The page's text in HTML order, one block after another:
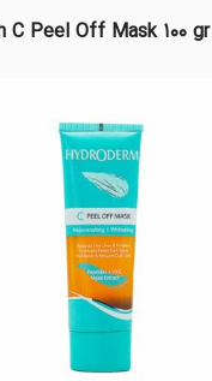
C Peel Off Mask 100 gr